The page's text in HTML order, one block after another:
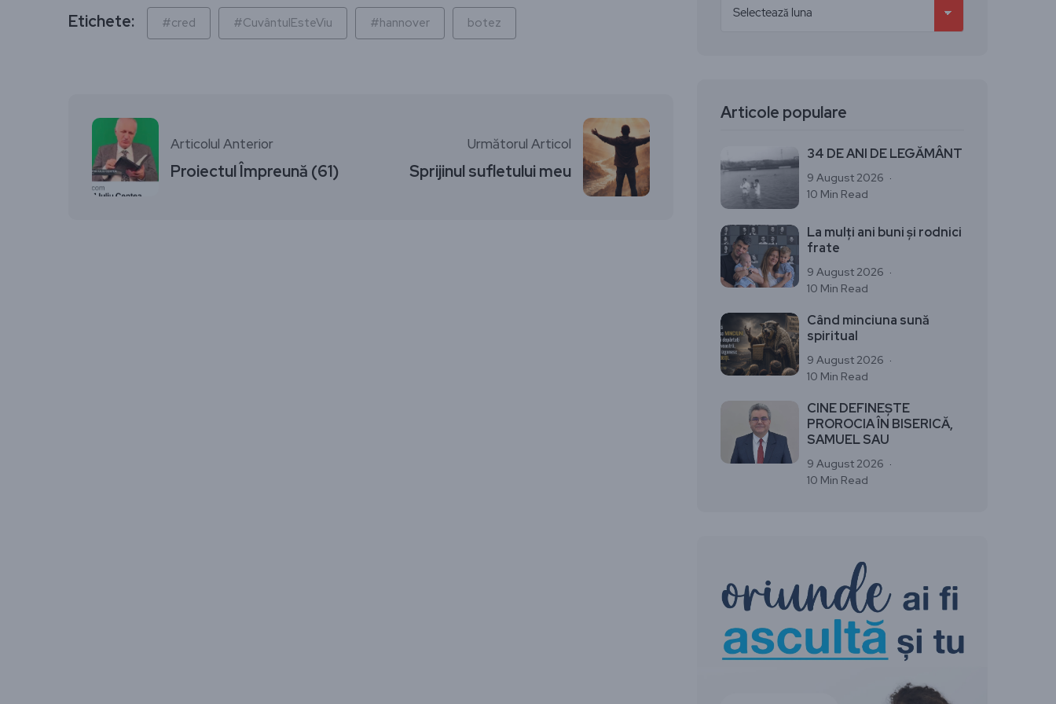
Etichete: #cred #CuvântulEsteViu #hannover botez
Articolul Anterior
Proiectul Împreună (61)
Următorul Articol
Sprijinul sufletului meu
Articole populare
34 DE ANI DE LEGĂMÂNT
9 August 2026
10 Min Read
La mulți ani buni și rodnici
frate
9 August 2026
10 Min Read
Când minciuna sună
spiritual
9 August 2026
10 Min Read
CINE DEFINEȘTE
PROROCIA ÎN BISERICĂ,
SAMUEL SAU
9 August 2026
10 Min Read